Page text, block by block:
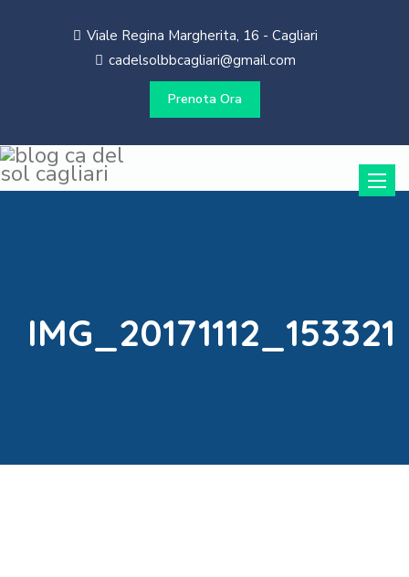
Viale Regina Margherita, 16 - Cagliari
cadelsolbbcagliari@gmail.com
Prenota Ora
Toggle
IMG_20171112_153321